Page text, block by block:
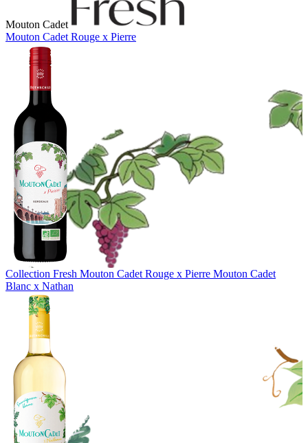
Mouton Cadet
Mouton Cadet Rouge x Pierre
Collection Fresh Mouton Cadet Rouge x Pierre Mouton Cadet
Blanc x Nathan